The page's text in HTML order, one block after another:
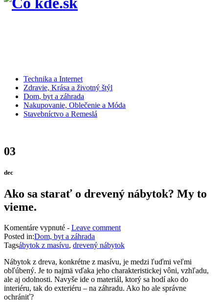
Technika a Internet
Zdravie, Krása a životný štýl
Dom, byt a záhrada
Nakupovanie, Oblečenie a Móda
Stavebníctvo a Remeslá
03
dec
Ako sa starať o drevený nábytok? My to
vieme.
Komentáre vypnuténa
Ako
sa
o
drevený
nábytok?
My
- Leave comment
Posted in:Dom, byt a záhrada
Tagsábytok z masívu, drevený nábytok
Nábytok z dreva, konkrétne z masívu, je medzi ľuďmi veľmi
obľúbený. Je to najmä vďaka jeho charakteristickej vôni, vzhľadu,
ale aj odolnosti. Navyše ide o materiál, ktorý sa hodí ako do
interiéru, tak do exteriéru – na záhradu. Ako ho ale správne
ochrániť?